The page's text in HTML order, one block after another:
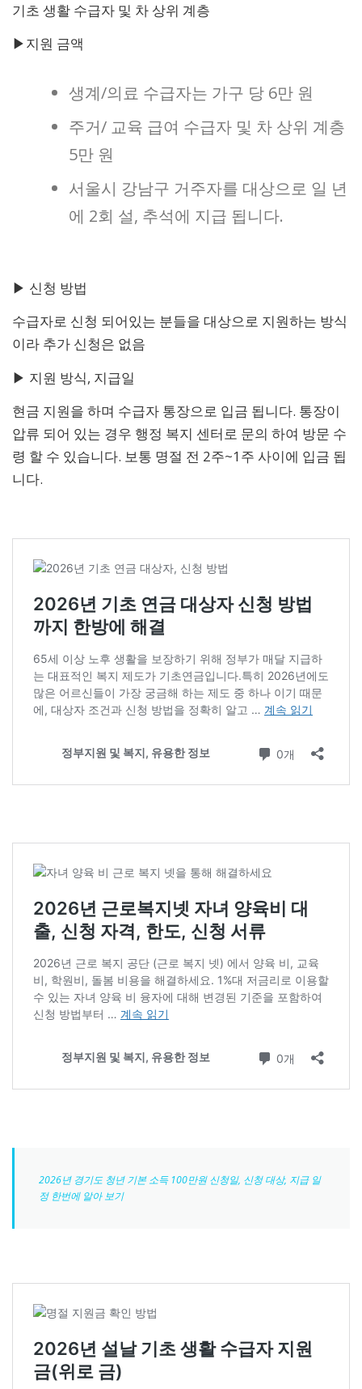
기초 생활 수급자 및 차 상위 계층
▶지원 금액
생계/의료 수급자는 가구 당 6만 원
주거/ 교육 급여 수급자 및 차 상위 계층
5만 원
서울시 강남구 거주자를 대상으로 일 년
에 2회 설, 추석에 지급 됩니다.
▶ 신청 방법
수급자로 신청 되어있는 분들을 대상으로 지원하는 방식
이라 추가 신청은 없음
▶ 지원 방식, 지급일
현금 지원을 하며 수급자 통장으로 입금 됩니다. 통장이
압류 되어 있는 경우 행정 복지 센터로 문의 하여 방문 수
령 할 수 있습니다. 보통 명절 전 2주~1주 사이에 입금 됩
니다.
2026년 경기도 청년 기본 소득 100만원 신청일, 신청 대상, 지급 일
정 한번에 알아 보기